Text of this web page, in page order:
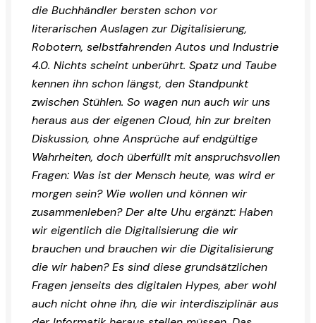
die Buchhändler bersten schon vor
literarischen Auslagen zur Digitalisierung,
Robotern, selbstfahrenden Autos und Industrie
4.0. Nichts scheint unberührt. Spatz und Taube
kennen ihn schon längst, den Standpunkt
zwischen Stühlen. So wagen nun auch wir uns
heraus aus der eigenen Cloud, hin zur breiten
Diskussion, ohne Ansprüche auf endgültige
Wahrheiten, doch überfüllt mit anspruchsvollen
Fragen: Was ist der Mensch heute, was wird er
morgen sein? Wie wollen und können wir
zusammenleben? Der alte Uhu ergänzt: Haben
wir eigentlich die Digitalisierung die wir
brauchen und brauchen wir die Digitalisierung
die wir haben? Es sind diese grundsätzlichen
Fragen jenseits des digitalen Hypes, aber wohl
auch nicht ohne ihn, die wir interdisziplinär aus